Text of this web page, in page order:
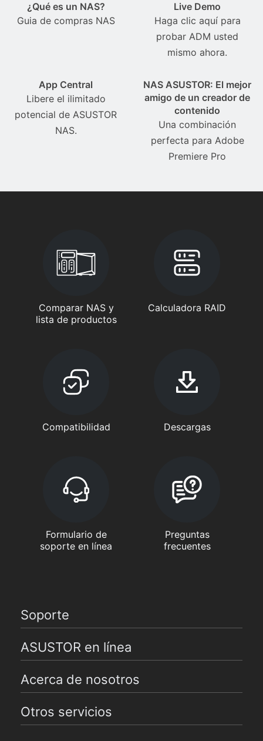
¿Qué es un NAS?
Guia de compras NAS
Live Demo
Haga clic aquí para
probar ADM usted
mismo ahora.
App Central
Libere el ilimitado
potencial de ASUSTOR
NAS.
NAS ASUSTOR: El mejor
amigo de un creador de
contenido
Una combinación
perfecta para Adobe
Premiere Pro
Comparar NAS y
lista de productos
Calculadora RAID
Compatibilidad Descargas
Formulario de
soporte en línea
Preguntas
frecuentes
Soporte
ASUSTOR en línea
Acerca de nosotros
Otros servicios